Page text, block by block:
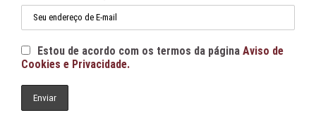
Estou de acordo com os termos da página Aviso de
Cookies e Privacidade.